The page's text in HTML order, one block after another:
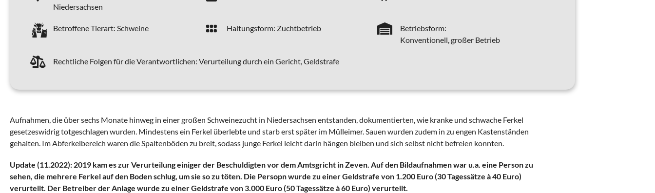
Niedersachsen
Betroffene Tierart: Schweine Haltungsform: Zuchtbetrieb
Betriebsform:
Konventionell, großer Betrieb
Rechtliche Folgen für die Verantwortlichen: Verurteilung durch ein Gericht, Geldstrafe
Aufnahmen, die über sechs Monate hinweg in einer großen Schweinezucht in Niedersachsen entstanden, dokumentierten, wie kranke und schwache Ferkel
gesetzeswidrig totgeschlagen wurden. Mindestens ein Ferkel überlebte und starb erst später im Mülleimer. Sauen wurden zudem in zu engen Kastenständen
gehalten. Im Abferkelbereich waren die Spaltenböden zu breit, sodass junge Ferkel leicht darin hängen bleiben und sich selbst nicht befreien konnten.
Update (11.2022): 2019 kam es zur Verurteilung einiger der Beschuldigten vor dem Amtsgricht in Zeven. Auf den Bildaufnahmen war u.a. eine Person zu
sehen, die mehrere Ferkel auf den Boden schlug, um sie so zu töten. Die Persopn wurde zu einer Geldstrafe von 1.200 Euro (30 Tagessätze à 40 Euro)
verurteilt. Der Betreiber der Anlage wurde zu einer Geldstrafe von 3.000 Euro (50 Tagessätze à 60 Euro) verurteilt.